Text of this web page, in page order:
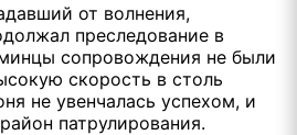
от волнения,
преследование в
сопровождения не были
скорость в столь
не увенчалась успехом, и
патрулирования.